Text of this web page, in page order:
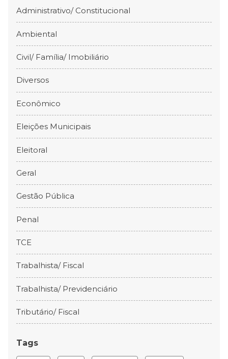
Administrativo/ Constitucional
Ambiental
Civil/ Família/ Imobiliário
Diversos
Econômico
Eleições Municipais
Eleitoral
Geral
Gestão Pública
Penal
TCE
Trabalhista/ Fiscal
Trabalhista/ Previdenciário
Tributário/ Fiscal
Tags